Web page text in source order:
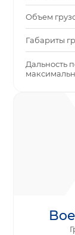
Объем
Габариты
Дальность